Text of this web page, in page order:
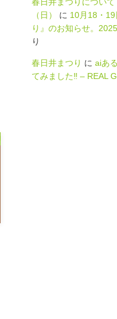
（日）
に 10月18・
り』のお知らせ。
り
春日井まつり に aiあ
てみました‼ – REAL